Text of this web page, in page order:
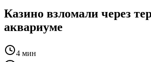
Казино взломали через
аквариуме
4 мин